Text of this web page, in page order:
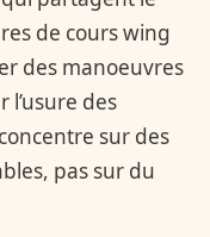
de cours wing
des manoeuvres
l’usure des
sur des
pas sur du